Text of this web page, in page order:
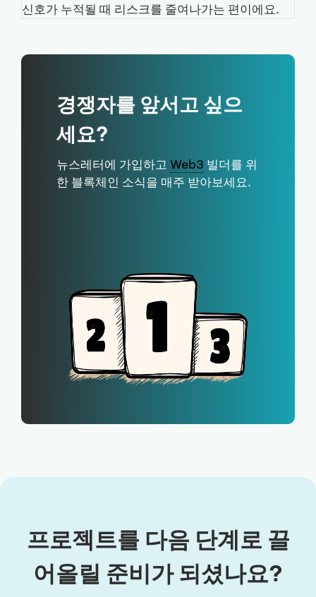
신호가 누적될 때 리스크를 줄여나가는 편이에요.
경쟁자를 앞서고 싶으
세요?
뉴스레터에 가입하고 Web3 빌더를 위
한 블록체인 소식을 매주 받아보세요.
프로젝트를 다음 단계로 끌
어올릴 준비가 되셨나요?